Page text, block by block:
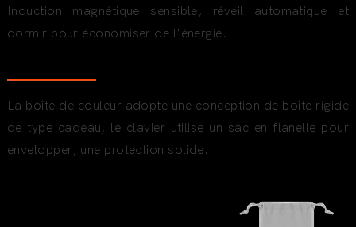
Induction magnétique sensible, réveil automatique et
dormir pour économiser de l'énergie.
La boîte de couleur adopte une conception de boîte rigide
de type cadeau, le clavier utilise un sac en flanelle pour
envelopper, une protection solide.